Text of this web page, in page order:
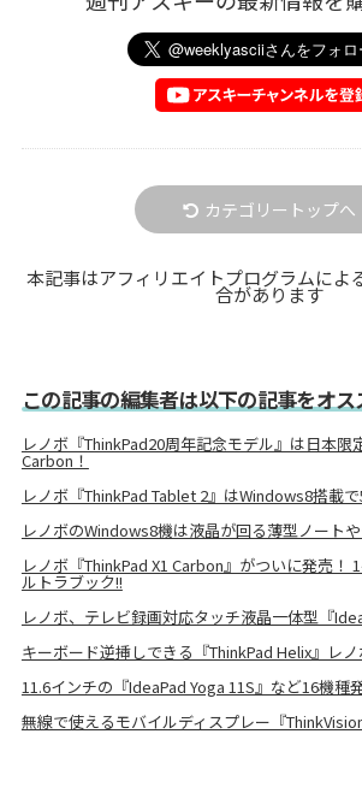
カテゴリートップへ
本記事はアフィリエイトプログラムによ
合があります
この記事の編集者は以下の記事をオ
レノボ『ThinkPad20周年記念モデル』は日本限
Carbon！
レノボ『ThinkPad Tablet 2』はWindows8搭載
レノボのWindows8機は液晶が回る薄型ノート
レノボ『ThinkPad X1 Carbon』がついに発売！
ルトラブック!!
レノボ、テレビ録画対応タッチ液晶一体型『
キーボード逆挿しできる『ThinkPad Helix』レノ
11.6インチの『IdeaPad Yoga 11S』など16機種
無線で使えるモバイルディスプレー『